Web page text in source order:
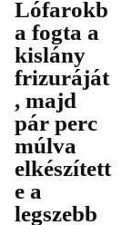
Lófarokb
a fogta a
kislány
frizuráját
, majd
pár perc
múlva
elkészített
e a
legszebb